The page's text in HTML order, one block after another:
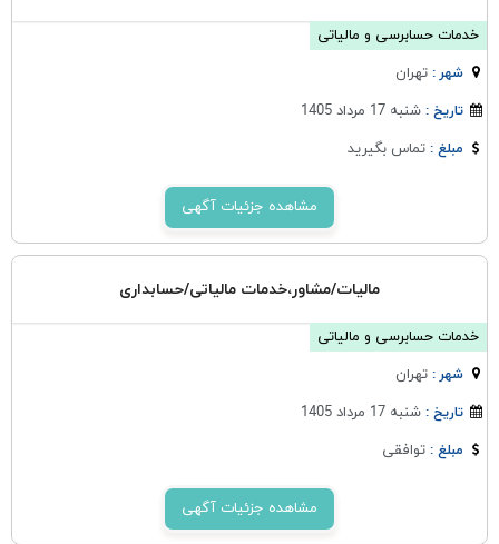
خدمات حسابرسی و مالیاتی
شهر :تهران
تاریخ :شنبه 17 مرداد 1405
مبلغ :تماس بگیرید
مشاهده جزئیات آگهی
مالیات/مشاور،خدمات مالیاتی/حسابداری
خدمات حسابرسی و مالیاتی
شهر :تهران
تاریخ :شنبه 17 مرداد 1405
مبلغ :توافقی
مشاهده جزئیات آگهی